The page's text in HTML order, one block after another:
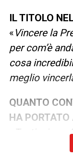
IL TITOLO
« Vincere la
per com’è
cosa
meglio
QUANTO
HA
Tantissimo.
aspettavo